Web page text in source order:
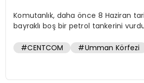
Komutanlık, daha önce 8 Haziran
bayraklı boş bir petrol tankerini
#CENTCOM #Umman Körfezi